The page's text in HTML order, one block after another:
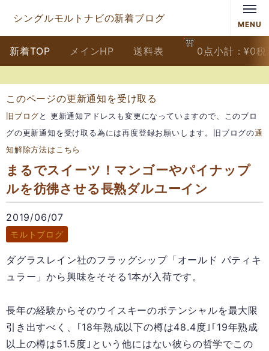
シングルモルトナビの新着ブログ
MENU
新着TOP メインHP 送料表 0 点小計：¥0税
このページの更新通知を受け取る
旧ブログと 更新通知アドレスも変更になっていますので、このブロ
グの更新通知を受け取る為には再度登録お願いします。旧ブログの通
知解除方法はこちら
まるでスイーツ！マンゴーやパイナップ
ルを彷彿させる長熟ダルユーイン
2019/06/07
モルトブログ
ダグラスレイン社のフラッグシップ「オールド パティキ
ュラー」から興味をそそる1本が入荷です。
長年の経験からそのウイスキーのポテンシャルを最大限
引き出すべく、｢18年熟成以下の樽は48.4度｣｢19年熟成
以上の樽は51.5度｣という他にはない彼らの哲学でこの